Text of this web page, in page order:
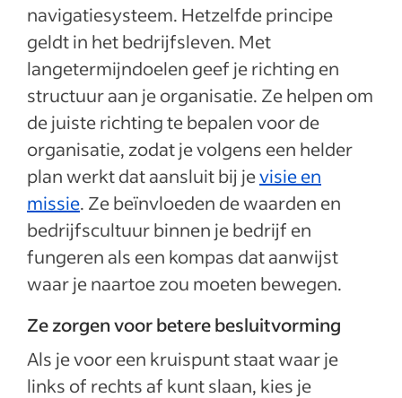
navigatiesysteem. Hetzelfde principe
geldt in het bedrijfsleven. Met
langetermijndoelen geef je richting en
structuur aan je organisatie. Ze helpen om
de juiste richting te bepalen voor de
organisatie, zodat je volgens een helder
plan werkt dat aansluit bij jevisie en
missie. Ze beïnvloeden de waarden en
bedrijfscultuur binnen je bedrijf en
fungeren als een kompas dat aanwijst
waar je naartoe zou moeten bewegen.
Ze zorgen voor betere besluitvorming
Als je voor een kruispunt staat waar je
links of rechts af kunt slaan, kies je